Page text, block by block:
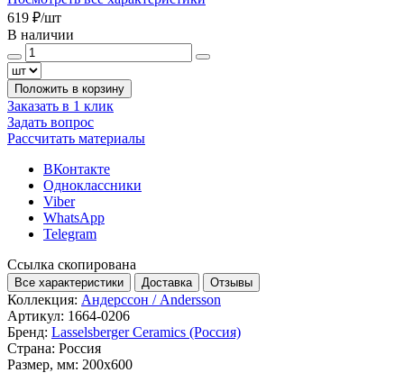
619 ₽/шт
В наличии
Положить в корзину
Заказать в 1 клик
Задать вопрос
Рассчитать материалы
ВКонтакте
Одноклассники
Viber
WhatsApp
Telegram
Ссылка скопирована
Все характеристики Доставка Отзывы
Коллекция: Андерссон / Andersson
Артикул: 1664-0206
Бренд: Lasselsberger Ceramics (Россия)
Страна: Россия
Размер, мм: 200x600